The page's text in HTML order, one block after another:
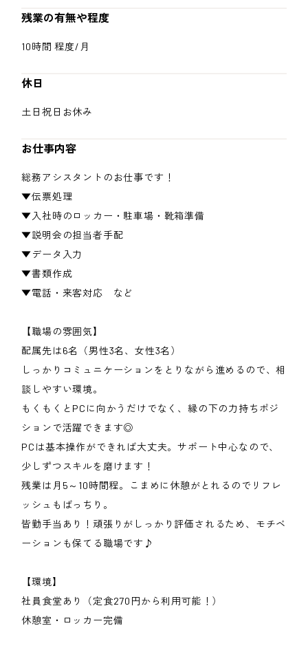
残業の有無や程度
10時間 程度/月
休日
土日祝日お休み
お仕事内容
総務アシスタントのお仕事です！
▼伝票処理
▼入社時のロッカー・駐車場・靴箱準備
▼説明会の担当者手配
▼データ入力
▼書類作成
▼電話・来客対応 など
【職場の雰囲気】
配属先は6名（男性3名、女性3名）
しっかりコミュニケーションをとりながら進めるので、相
談しやすい環境。
もくもくとPCに向かうだけでなく、縁の下の力持ちポジ
ションで活躍できます◎
PCは基本操作ができれば大丈夫。サポート中心なので、
少しずつスキルを磨けます！
残業は月5～10時間程。こまめに休憩がとれるのでリフレ
ッシュもばっちり。
皆勤手当あり！頑張りがしっかり評価されるため、モチベ
ーションも保てる職場です♪
【環境】
社員食堂あり（定食270円から利用可能！）
休憩室・ロッカー完備